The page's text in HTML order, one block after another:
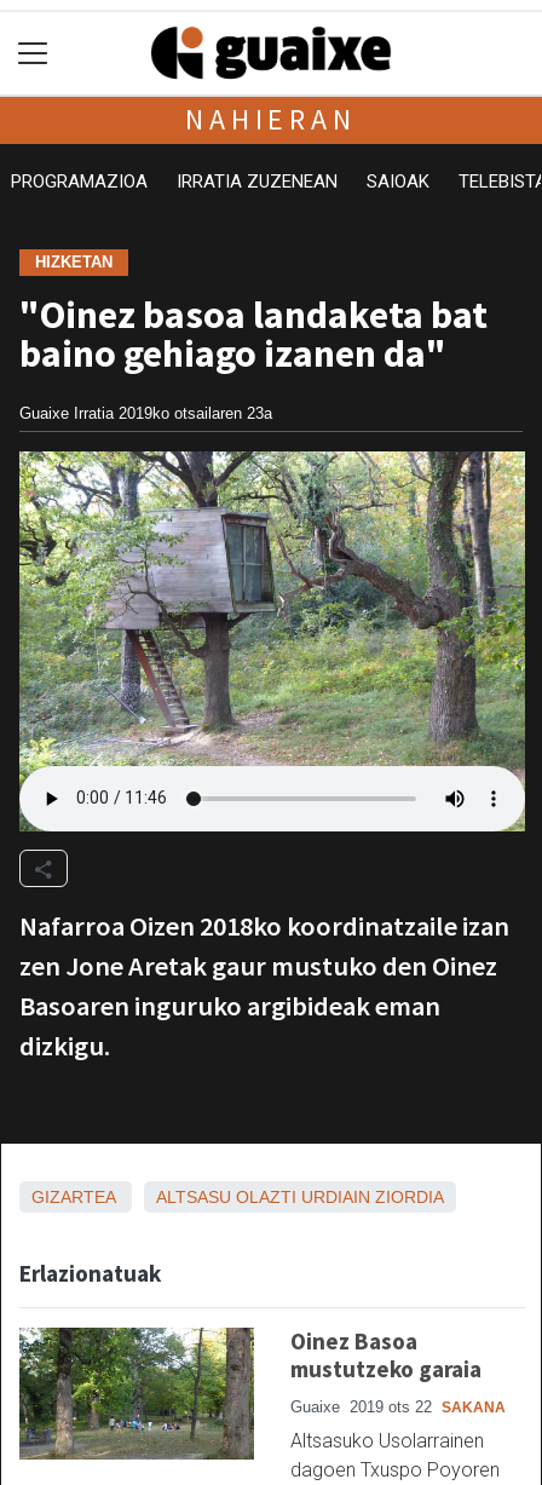
NAHIERAN
PROGRAMAZIOA IRRATIA ZUZENEAN SAIOAK
HIZKETAN
"Oinez basoa landaketa bat
baino gehiago izanen da"
Guaixe Irratia 2019ko otsailaren 23a
Nafarroa Oizen 2018ko koordinatzaile izan
zen Jone Aretak gaur mustuko den Oinez
Basoaren inguruko argibideak eman
dizkigu.
GIZARTEA ALTSASU OLAZTI URDIAIN ZIORDIA
Erlazionatuak
Oinez Basoa
mustutzeko garaia
Guaixe 2019 ots 22 SAKANA
Altsasuko Usolarrainen
dagoen Txuspo Poyoren